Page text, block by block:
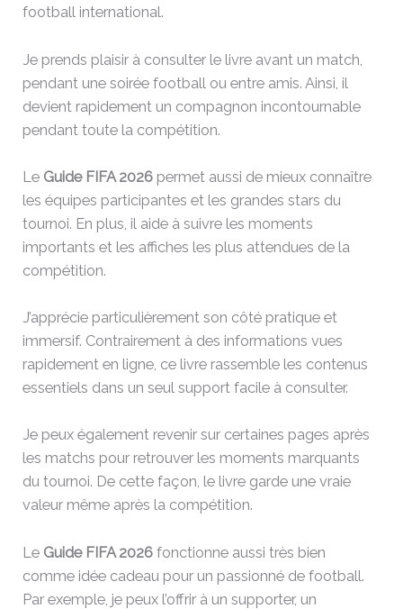
football international.
Je prends plaisir à consulter le livre avant un match,
pendant une soirée football ou entre amis. Ainsi, il
devient rapidement un compagnon incontournable
pendant toute la compétition.
Le Guide FIFA 2026 permet aussi de mieux connaître
les équipes participantes et les grandes stars du
tournoi. En plus, il aide à suivre les moments
importants et les affiches les plus attendues de la
compétition.
J’apprécie particulièrement son côté pratique et
immersif. Contrairement à des informations vues
rapidement en ligne, ce livre rassemble les contenus
essentiels dans un seul support facile à consulter.
Je peux également revenir sur certaines pages après
les matchs pour retrouver les moments marquants
du tournoi. De cette façon, le livre garde une vraie
valeur même après la compétition.
Le Guide FIFA 2026 fonctionne aussi très bien
comme idée cadeau pour un passionné de football.
Par exemple, je peux l’offrir à un supporter, un